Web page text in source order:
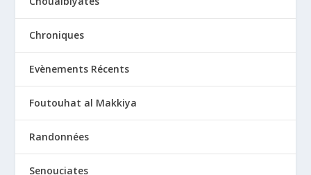
Chroniques
Evènements Récents
Foutouhat al Makkiya
Randonnées
Senouciates